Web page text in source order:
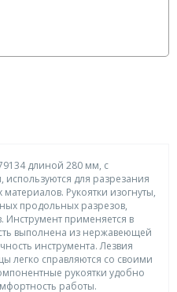
длиной 280 мм, с
для разрезания
Рукоятки изогнуты,
продольных разрезов,
применяется в
выполнена из нержавеющей
инструмента. Лезвия
легко справляются со своими
рукоятки удобно
работы.